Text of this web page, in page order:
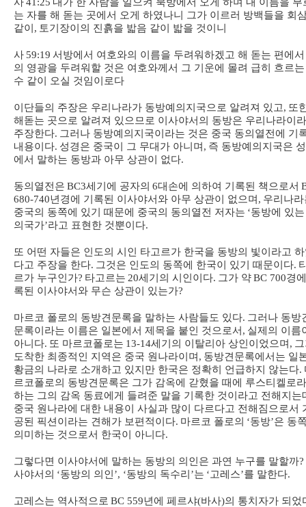
는 자를 해 돋는 곳에서 오게 하였나니 그가 이르러 방백들을 회
같이 , 토기장이의 진흙을 밟음 같이 밟을 것이니
사 59:19 서방에서 여호와의 이름을 두려워하겠고 해 돋는 편에
의 영광을 두려워할 것은 여호와께서 그 기운에 몰려 급히 흐르
수 같이 오실 것임이로다
이단들의 주장은 우리나라가 동방예의지국으로 알려져 있고, 또
해돋는 곳으로 알려져 있으므로 이사야서의 동방은 우리나라이
주장한다. 그러나 동방예의지국이라는 것은 중국 동의열전에 기
내용이다. 성경은 중국이 그 무대가 아니며 , 즉 동방예의지국은
에서 말하는 동방과 아무 상관이 없다.
동의열전은 BC3세기에 공자의 6대손에 의하여 기록된 책으로서
680-740년경에 기록된 이사야서와 아무 상관이 없으며 , 우리나라
중국의 동쪽에 있기 때문에 중국의 동의열전 저자는 ‘동방에 있
의국가’라고 표현한 것뿐이다.
또 어떤 자들은 인도의 시인 타고르가 한국을 동방의 빛이라고
다고 주장을 한다. 그것은 인도의 동쪽에 한국이 있기 때문이다.
르가 누구인가? 타고르는 20세기의 시인이다. 그가 약BC 700경
록된 이사야서와 무슨 상관이 있는가?
마르코 폴로의 동방견문록을 말하는 사람들도 있다. 그러나 동방
문록이라는 이름은 일본에서 제목을 붙인 것으로서 , 실제의 이름
아니다. 또 마르코폴로는 13-14세기의 이탈리아 상인이었으며 ,
도착한 최종적인 지역은 중국 원나라이며 , 동방견문록에서는 일
황금의 나라로 소개하고 있지만 한국은 정확히 언급하지 않는다.
르코폴로의 동방견문록은 그가 감옥에 갇혔을 때에 루스티켈로
하는 그의 감옥 동료에게 들려준 말을 기록한 것이라고 전해지는
중국 원나라에 대한 내용이 사실과 많이 다르다고 전해짐으로서
공된 픽션이라는 견해가 보편적이다. 마르코 폴로의 ‘동방’은 동
의미하는 것으로서 한국이 아니다.
그렇다면 이사야서에 말하는 동방의 의인은 과연 누구를 말할까?
사야서의 ‘동방의 의인 ’, ‘동방의 독수리 ’는 ‘고레스’를 말한다.
고레스는 역사적으로 BC 559년에 페르샤(바사)의 통치자가 되었